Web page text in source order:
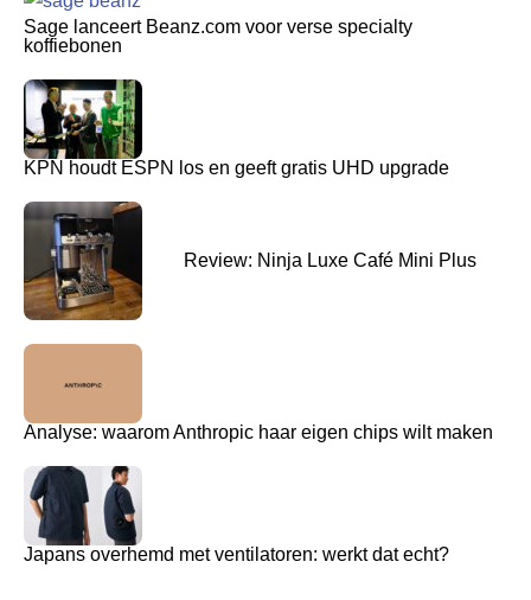
Sage lanceert Beanz.com voor verse specialty
koffiebonen
KPN houdt ESPN los en geeft gratis UHD upgrade
Review: Ninja Luxe Café Mini Plus
Analyse: waarom Anthropic haar eigen chips wilt maken
Japans overhemd met ventilatoren: werkt dat echt?